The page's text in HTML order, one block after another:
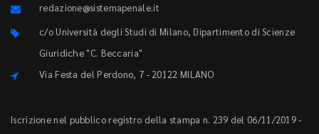
redazione@sistemapenale.it
c/o Università degli Studi di Milano, Dipartimento di Scienze
Giuridiche "C. Beccaria"
Via Festa del Perdono, 7 - 20122 MILANO
Iscrizione nel pubblico registro della stampa n. 239 del 06/11/2019 -